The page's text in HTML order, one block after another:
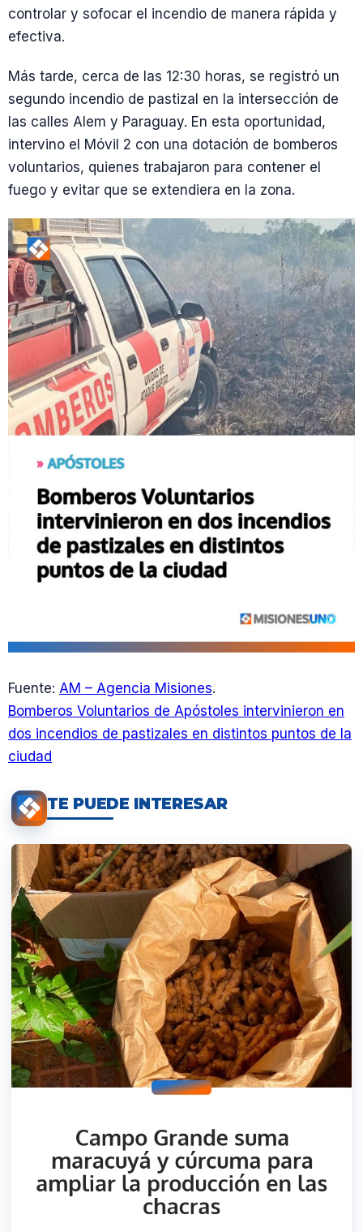
controlar y sofocar el incendio de manera rápida y
efectiva.
Más tarde, cerca de las 12:30 horas, se registró un
segundo incendio de pastizal en la intersección de
las calles Alem y Paraguay. En esta oportunidad,
intervino el Móvil 2 con una dotación de bomberos
voluntarios, quienes trabajaron para contener el
fuego y evitar que se extendiera en la zona.
Fuente: AM – Agencia Misiones.
Bomberos Voluntarios de Apóstoles intervinieron en
dos incendios de pastizales en distintos puntos de la
ciudad
TE PUEDE INTERESAR